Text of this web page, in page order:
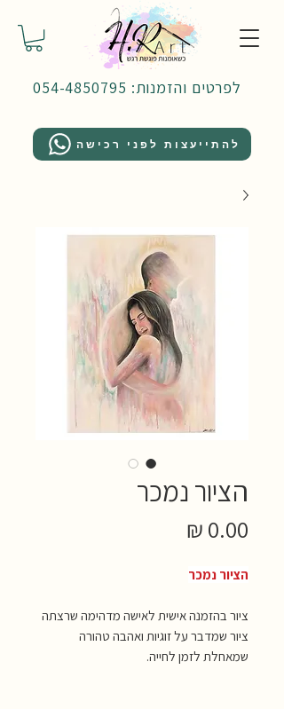
לפרטים והזמנות: 054-4850795
להתייעצות לפני רכישה
הציור נמכר
הציור נמכר
ציור בהזמנה אישית לאישה מדהימה שרצתה
ציור שמדבר על זוגיות ואהבה טהורה
שמאחלת לזמן לחייה.